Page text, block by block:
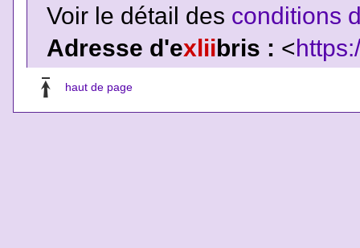
Voir le détail des conditions
Adresse d'exliibris : <
haut de page